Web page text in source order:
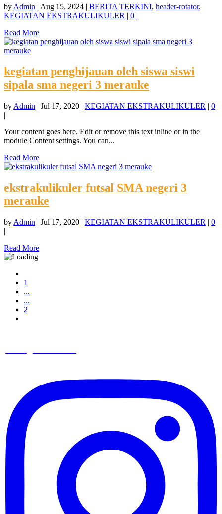
by Admin | Aug 15, 2024 | BERITA TERKINI, header-rotator,
KEGIATAN EKSTRAKULIKULER | 0 |
Read More
kegiatan penghijauan oleh siswa siswi
sipala sma negeri 3 merauke
by Admin | Jul 17, 2020 | KEGIATAN EKSTRAKULIKULER | 0
|
Your content goes here. Edit or remove this text inline or in the
module Content settings. You can...
Read More
ekstrakulikuler futsal SMA negeri 3
merauke
by Admin | Jul 17, 2020 | KEGIATAN EKSTRAKULIKULER | 0
|
Read More
1
...
...
2